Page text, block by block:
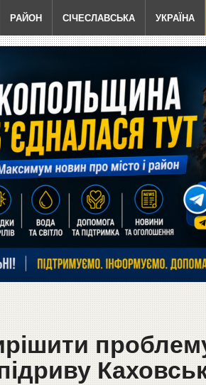
РАЙОН СІЧЕСЛАВСЬКА УКРАЇНА